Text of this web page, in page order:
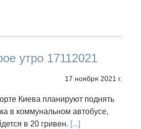
утро 17112021
17 ноября 2021 г.
Киева планируют поднять
в коммунальном автобусе,
в 20 гривен. [...]